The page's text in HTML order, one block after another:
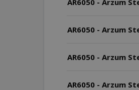
AR6050 - Arzum
AR6050 - Arzum